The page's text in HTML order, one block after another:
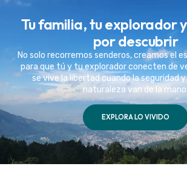
Tu familia, tu explorador
por descubrir
No solo recorremos senderos, creamos el
para que tú y tu explorador conecten de
se vive la libertad cuando la seguridad
naturaleza van de la mano.
EXPLORA LO VIVIDO